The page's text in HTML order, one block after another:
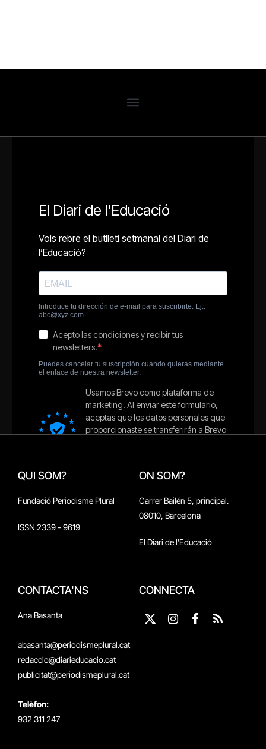
QUI SOM?
Fundació Periodisme Plural
ISSN 2339 - 9619
ON SOM?
Carrer Bailén 5, principal.
08010, Barcelona
El Diari de l'Educació
CONTACTA'NS
Ana Basanta
abasanta@periodismeplural.cat
redaccio@diarieducacio.cat
publicitat@periodismeplural.cat
Telèfon:
932 311 247
CONNECTA
X
Instagram
Facebook
RSS